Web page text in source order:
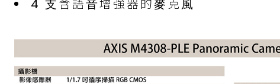
4 ⽀含語⾳增強器的⿆克⾵